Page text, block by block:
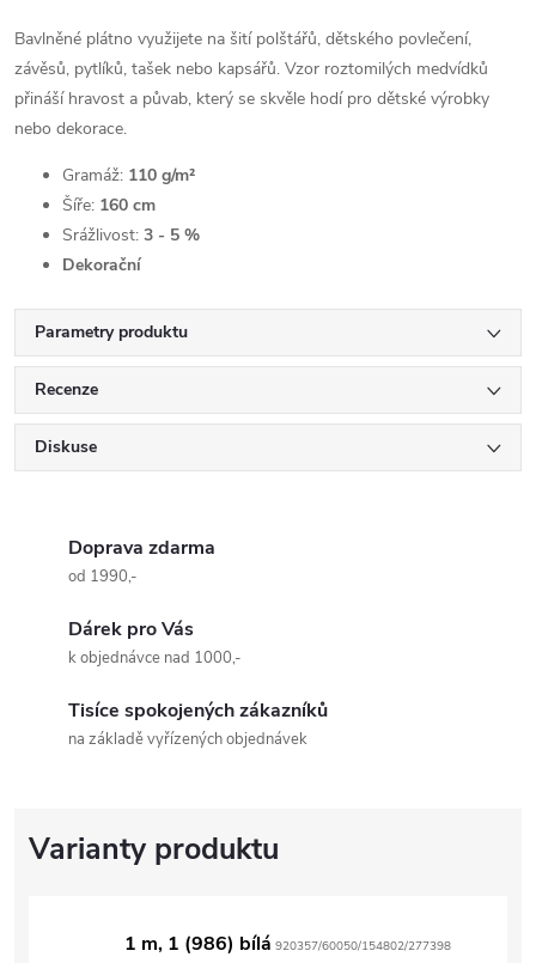
Bavlněné plátno využijete na šití polštářů, dětského povlečení,
závěsů, pytlíků, tašek nebo kapsářů. Vzor roztomilých medvídků
přináší hravost a půvab, který se skvěle hodí pro dětské výrobky
nebo dekorace.
Gramáž: 110 g/m²
Šíře: 160 cm
Srážlivost: 3 - 5 %
Dekorační
Parametry produktu
Recenze
Diskuse
Doprava zdarma
od 1990,-
Dárek pro Vás
k objednávce nad 1000,-
Tisíce spokojených zákazníků
na základě vyřízených objednávek
1 m, 1 (986) bílá 920357/60050/154802/277398